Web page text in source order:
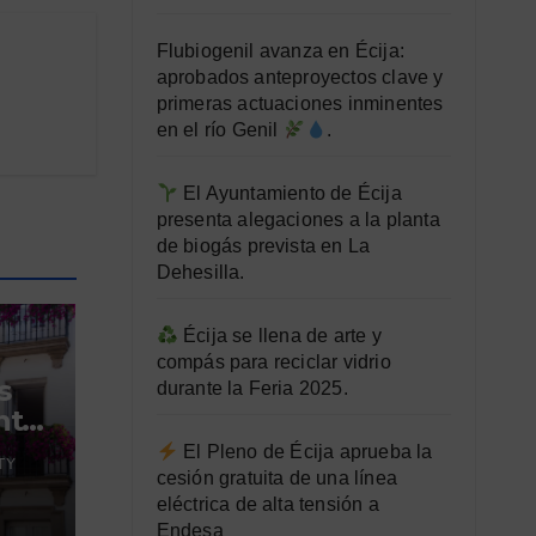
de
Flubiogenil avanza en Écija:
aprobados anteproyectos clave y
primeras actuaciones inminentes
en el río Genil
.
El Ayuntamiento de Écija
presenta alegaciones a la planta
de biogás prevista en La
Dehesilla.
Écija se llena de arte y
compás para reciclar vidrio
durante la Feria 2025.
El Pleno de Écija aprueba la
cesión gratuita de una línea
eléctrica de alta tensión a
Endesa